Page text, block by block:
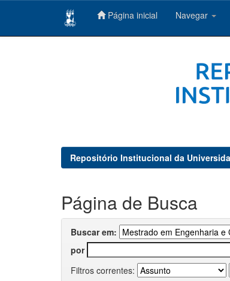
Página inicial Navegar
Repositório Institucional da
Página de Busca
Buscar em:
por
Filtros correntes: